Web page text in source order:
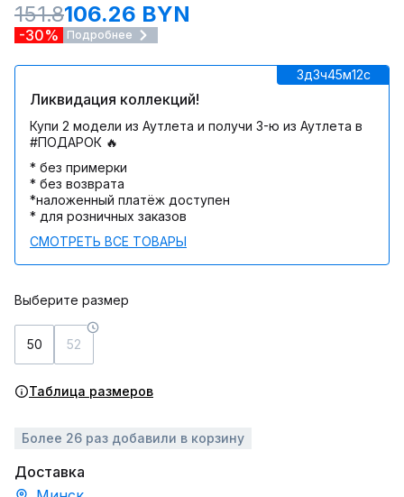
151.8106.26 BYN
-30% Подробнее
3д3ч45м12c
Ликвидация коллекций!
Купи 2 модели из Аутлета и получи 3-ю из Аутлета в
#ПОДАРОК 🔥
* без примерки
* без возврата
*наложенный платёж доступен
* для розничных заказов
СМОТРЕТЬ ВСЕ ТОВАРЫ
Выберите размер
50 52
Таблица размеров
Более 26 раз добавили в корзину
Доставка